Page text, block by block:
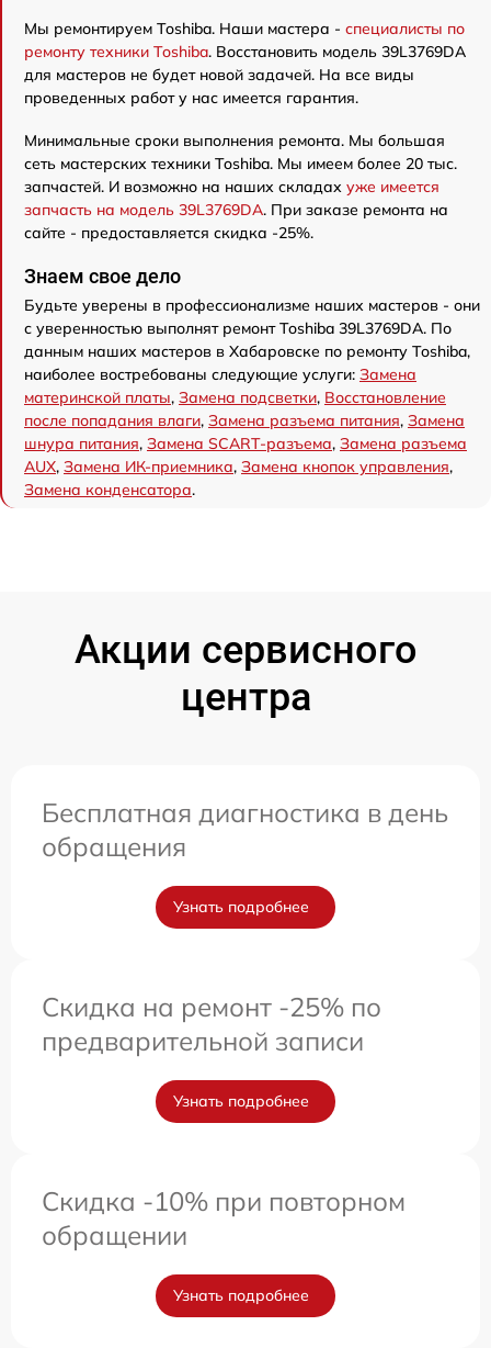
Мы ремонтируем Toshiba. Наши мастера - специалисты по
ремонту техники Toshiba. Восстановить модель 39L3769DA
для мастеров не будет новой задачей. На все виды
проведенных работ у нас имеется гарантия.
Минимальные сроки выполнения ремонта. Мы большая
сеть мастерских техники Toshiba. Мы имеем более 20 тыс.
запчастей. И возможно на наших складах уже имеется
запчасть на модель 39L3769DA. При заказе ремонта на
сайте - предоставляется скидка -25%.
Знаем свое дело
Будьте уверены в профессионализме наших мастеров - они
с уверенностью выполнят ремонт Toshiba 39L3769DA. По
данным наших мастеров в Хабаровске по ремонту Toshiba,
наиболее востребованы следующие услуги: Замена
материнской платы, Замена подсветки, Восстановление
после попадания влаги, Замена разъема питания, Замена
шнура питания, Замена SCART-разъема, Замена разъема
AUX, Замена ИК-приемника, Замена кнопок управления,
Замена конденсатора.
Акции сервисного
центра
Бесплатная диагностика в день
обращения
Узнать подробнее
Скидка на ремонт -25% по
предварительной записи
Узнать подробнее
Скидка -10% при повторном
обращении
Узнать подробнее